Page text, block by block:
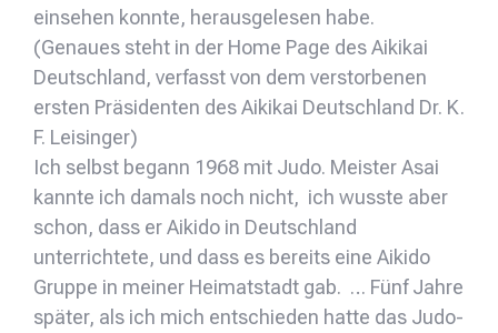
einsehen konnte, herausgelesen habe.
(Genaues steht in der Home Page des Aikikai
Deutschland, verfasst von dem verstorbenen
ersten Präsidenten des Aikikai Deutschland Dr. K.
F. Leisinger)
Ich selbst begann 1968 mit Judo. Meister Asai
kannte ich damals noch nicht, ich wusste aber
schon, dass er Aikido in Deutschland
unterrichtete, und dass es bereits eine Aikido
Gruppe in meiner Heimatstadt gab. … Fünf Jahre
später, als ich mich entschieden hatte das Judo-